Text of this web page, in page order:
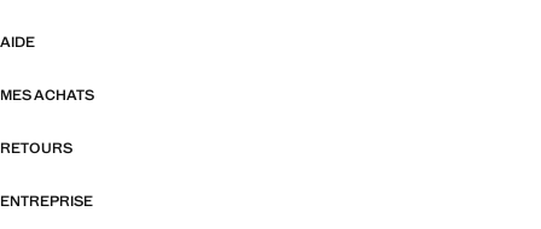
AIDE
MES ACHATS
RETOURS
ENTREPRISE